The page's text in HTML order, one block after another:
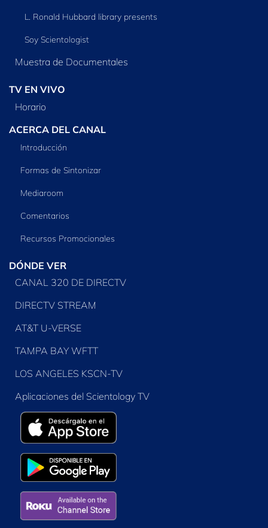
L. Ronald Hubbard library presents
Soy Scientologist
Muestra de Documentales
TV EN VIVO
Horario
ACERCA DEL CANAL
Introducción
Formas de Sintonizar
Mediaroom
Comentarios
Recursos Promocionales
DÓNDE VER
CANAL 320 DE DIRECTV
DIRECTV STREAM
AT&T U-VERSE
TAMPA BAY WFTT
LOS ANGELES KSCN-TV
Aplicaciones del Scientology TV